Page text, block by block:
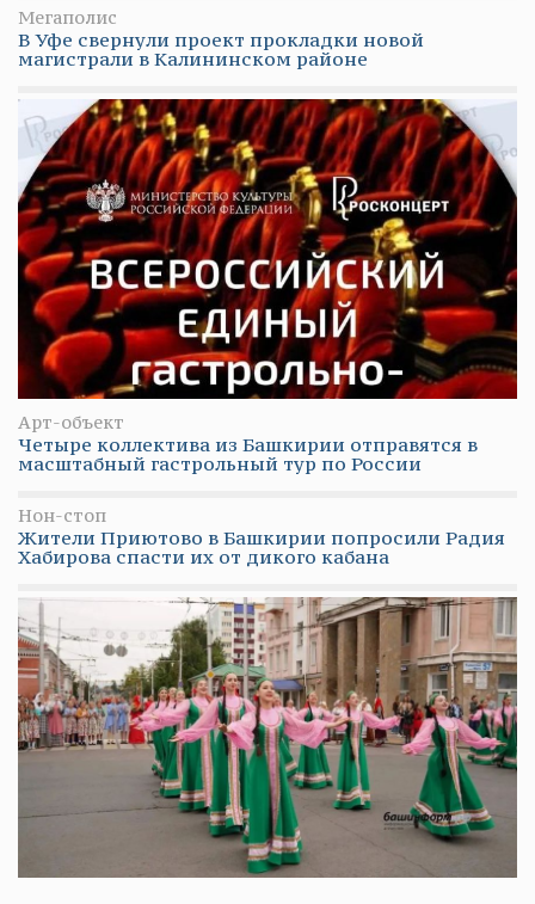
Мегаполис
В Уфе свернули проект прокладки новой
магистрали в Калининском районе
Арт-объект
Четыре коллектива из Башкирии отправятся в
масштабный гастрольный тур по России
Нон-стоп
Жители Приютово в Башкирии попросили Радия
Хабирова спасти их от дикого кабана